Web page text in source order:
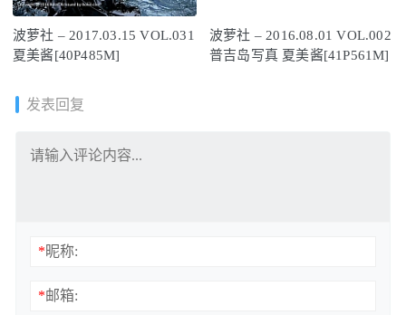
波萝社 – 2017.03.15 VOL.031
夏美酱[40P485M]
波萝社 – 2016.08.01 VOL.002
普吉岛写真 夏美酱[41P561M]
发表回复
*昵称:
*邮箱: